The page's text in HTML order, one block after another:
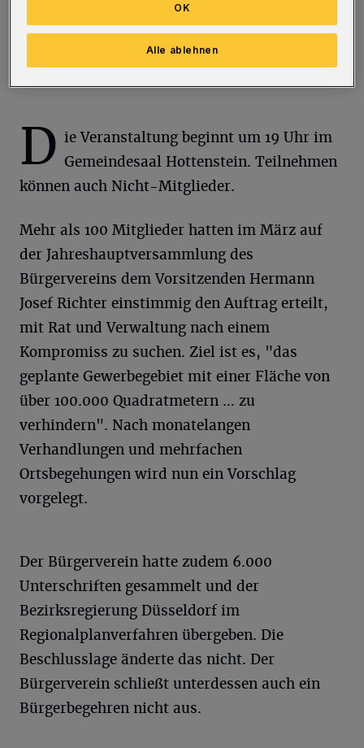
Der Bürgerverein-Vorsitzende Hermann Josef Richter.
Foto: Bettina Osswald
D ie Veranstaltung beginnt um 19 Uhr im
Gemeindesaal Hottenstein. Teilnehmen
können auch Nicht-Mitglieder.
Mehr als 100 Mitglieder hatten im März auf
der Jahreshauptversammlung des
Bürgervereins dem Vorsitzenden Hermann
Josef Richter einstimmig den Auftrag erteilt,
mit Rat und Verwaltung nach einem
Kompromiss zu suchen. Ziel ist es, "das
geplante Gewerbegebiet mit einer Fläche von
über 100.000 Quadratmetern … zu
verhindern". Nach monatelangen
Verhandlungen und mehrfachen
Ortsbegehungen wird nun ein Vorschlag
vorgelegt.
Der Bürgerverein hatte zudem 6.000
Unterschriften gesammelt und der
Bezirksregierung Düsseldorf im
Regionalplanverfahren übergeben. Die
Beschlusslage änderte das nicht. Der
Bürgerverein schließt unterdessen auch ein
Bürgerbegehren nicht aus.
Alle ablehnen
OK